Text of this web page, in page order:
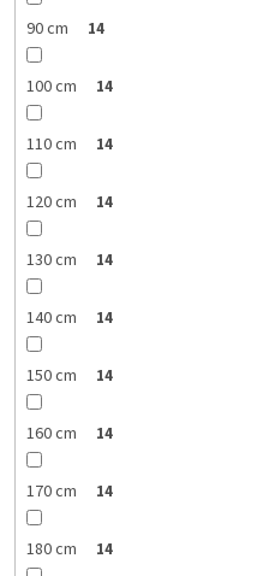
90 cm 14
100 cm 14
110 cm 14
120 cm 14
130 cm 14
140 cm 14
150 cm 14
160 cm 14
170 cm 14
180 cm 14